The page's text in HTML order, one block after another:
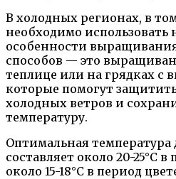
В холодных регионах, в
необходимо использовать
особенности
способов — это
теплице или на грядках с
которые помогут
холодных ветров и
температуру.
Оптимальная температура
составляет около 20-25°C
около 15-18°C в период